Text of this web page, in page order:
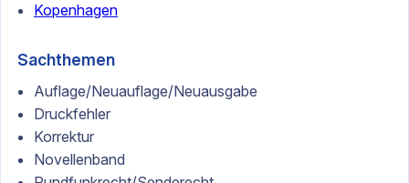
Kopenhagen
Sachthemen
Auflage/Neuauflage/Neuausgabe
Druckfehler
Korrektur
Novellenband